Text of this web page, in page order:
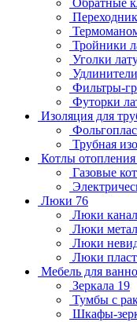
Обратные
Тройники
Уголки
Фильтры-
Футорки
Изоляция для
Трубная
Котлы отопления
Газовые
Люки 76
Люки
Люки
Люки
Люки
Мебель для
Зеркала 19
Тумбы с
Шкафы-